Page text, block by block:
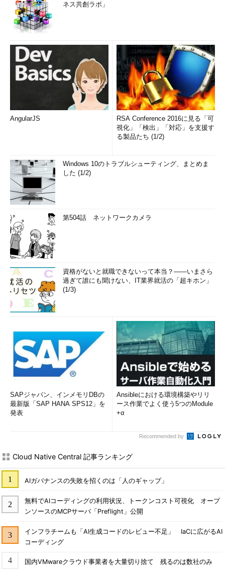
ネス共創ラボ」
AngularJS
RSA Conference 2016に見る「可
視化」「検出」「対応」を支援す
る製品たち (1/2)
Windows 10のトラブルシューティング、まとめま
した (1/2)
第504話 ネットワークカメラ
資格がないと就職できないって本当？――いまさら
過ぎて誰にも聞けない、IT業界就活の「超キホン」
(1/3)
SAPジャパン、インメモリDBの
最新版「SAP HANA SPS12」を
発表
Ansibleにおける環境構築やリリ
ース作業でよく使う5つのModule
+α
Recommended by
Cloud Native Central 記事ランキング
AIガバナンスの失敗を招くのは「人のギャップ」
無料でAIコーディングの利用状況、トークンコスト可視化 オープ
ンソースのMCPサーバ「Preflight」公開
インフラチームも「AI生成コードのレビュー不足」 IaCに広がるAI
コーディング
国内VMwareクラウド事業者を大量切り捨て 残るのは数社のみ